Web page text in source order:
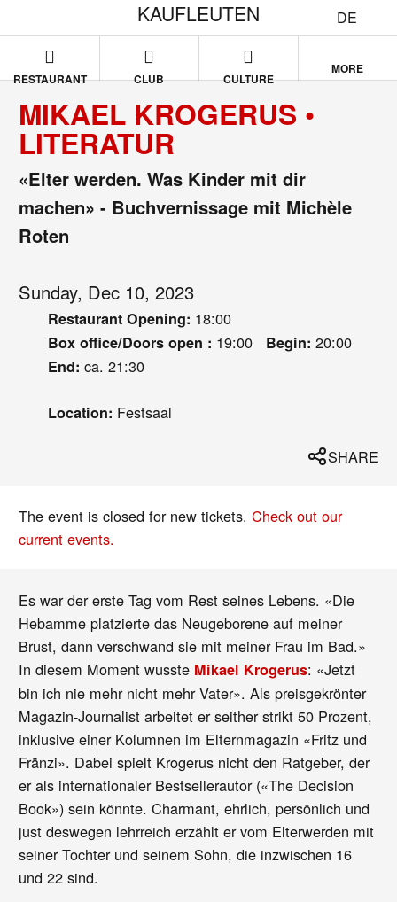
DE
KAUFLEUTEN
RESTAURANT CLUB CULTURE
MORE
MIKAEL KROGERUS •
LITERATUR
«Elter werden. Was Kinder mit dir
machen» - Buchvernissage mit Michèle
Roten
Sunday, Dec 10, 2023
Restaurant Opening: 18:00
Box office/Doors open : 19:00 Begin: 20:00
End: ca. 21:30
Location: Festsaal
SHARE
The event is closed for new tickets.Check out our
current events.
Es war der erste Tag vom Rest seines Lebens. «Die
Hebamme platzierte das Neugeborene auf meiner
Brust, dann verschwand sie mit meiner Frau im Bad.»
In diesem Moment wusste Mikael Krogerus: «Jetzt
bin ich nie mehr nicht mehr Vater». Als preisgekrönter
Magazin-Journalist arbeitet er seither strikt 50 Prozent,
inklusive einer Kolumnen im Elternmagazin «Fritz und
Fränzi». Dabei spielt Krogerus nicht den Ratgeber, der
er als internationaler Bestsellerautor («The Decision
Book») sein könnte. Charmant, ehrlich, persönlich und
just deswegen lehrreich erzählt er vom Elterwerden mit
seiner Tochter und seinem Sohn, die inzwischen 16
und 22 sind.